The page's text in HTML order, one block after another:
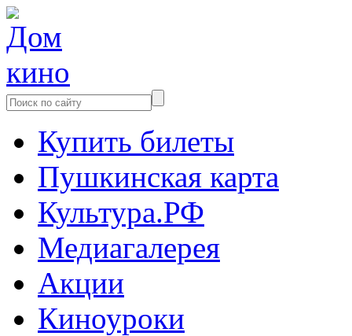
Купить билеты
Пушкинская карта
Культура.РФ
Медиагалерея
Акции
Киноуроки